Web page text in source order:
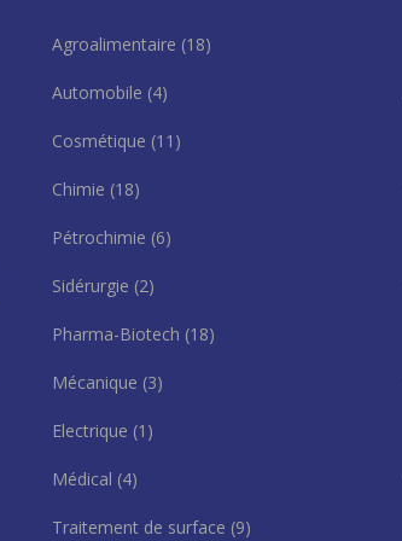
Agroalimentaire (18)
Automobile (4)
Cosmétique (11)
Chimie (18)
Pétrochimie (6)
Sidérurgie (2)
Pharma-Biotech (18)
Mécanique (3)
Electrique (1)
Médical (4)
Traitement de surface (9)